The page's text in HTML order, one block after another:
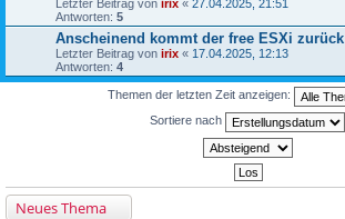
Letzter Beitrag von irix « 27.04.2025, 21:51
Antworten: 5
Anscheinend kommt der free ESXi zurück
Letzter Beitrag von irix « 17.04.2025, 12:13
Antworten: 4
Themen der letzten Zeit anzeigen:
Sortiere nach
Neues Thema